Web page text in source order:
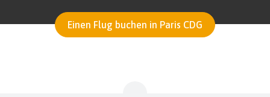
Einen Flug buchen in Paris CDG